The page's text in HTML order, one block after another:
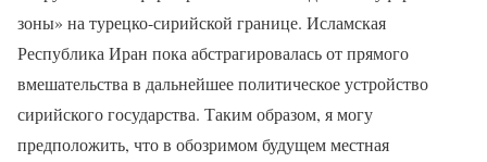
зоны» на турецко-сирийской границе. Исламская
Республика Иран пока абстрагировалась от прямого
вмешательства в дальнейшее политическое устройство
сирийского государства. Таким образом, я могу
предположить, что в обозримом будущем местная